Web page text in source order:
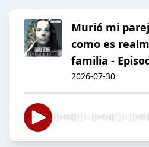
Murió mi
como es
familia -
2026-07-30